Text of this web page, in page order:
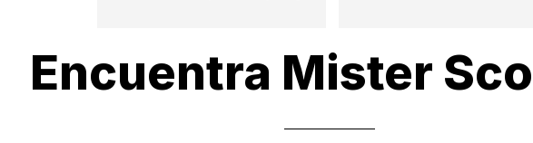
formalities). Drop off at Palma
airport. A success! I highly
Encuentra Mister